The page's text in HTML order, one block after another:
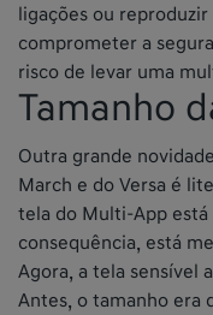
ligações ou
comprometer a
risco de levar uma
Tamanho
Outra grande
March e do Versa é
tela do Multi-App está
consequência, está
Agora, a tela sensível
Antes, o tamanho era